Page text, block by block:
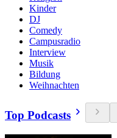
Kinder
DJ
Comedy
Campusradio
Interview
Musik
Bildung
Weihnachten
Top Podcasts